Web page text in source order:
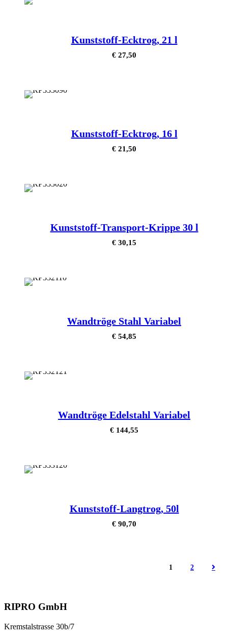
Kunststoff-Ecktrog, 21 l
€ 27,50
Kunststoff-Ecktrog, 16 l
€ 21,50
Kunststoff-Transport-Krippe 30 l
€ 30,15
Wandtröge Stahl Variabel
€ 54,85
Wandtröge Edelstahl Variabel
€ 144,55
Kunststoff-Langtrog, 50l
€ 90,70
1 2
RIPRO GmbH
Kremstalstrasse 30b/7